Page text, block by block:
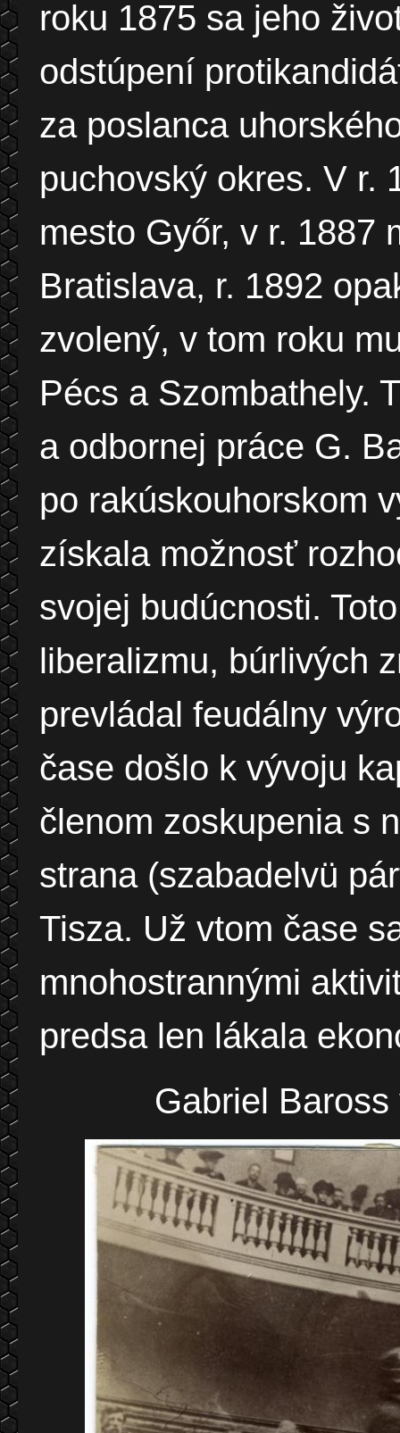
roku 1875 sa jeho
odstúpení
za poslanca
puchovský okres. V r.
mesto Győr, v r. 1887
Bratislava, r. 1892
zvolený, v tom roku
Pécs a Szombathely.
a odbornej práce G.
po rakúskouhorskom
získala možnosť
svojej budúcnosti.
liberalizmu, búrlivých
prevládal feudálny
čase došlo k vývoju
členom zoskupenia s
strana (szabadelvü
Tisza. Už vtom čase
mnohostrannými
predsa len lákala
Gabriel